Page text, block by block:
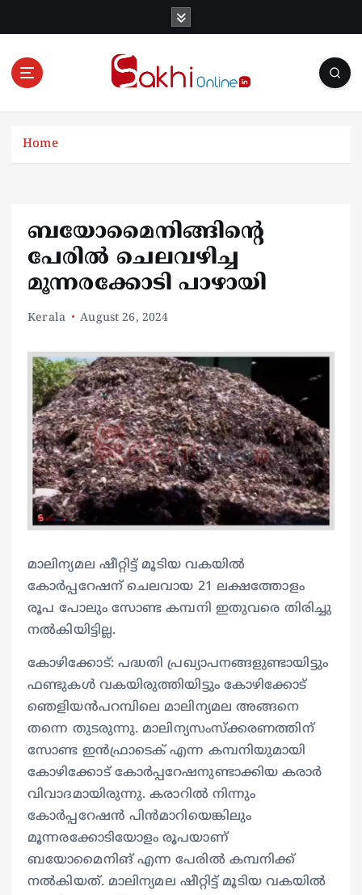
Online News Portal
Home
ബയോമൈനിങ്ങിന്‍റെ
പേരിൽ ചെലവഴിച്ച
മൂന്നരക്കോടി പാഴായി
Kerala August 26, 2024
മാലിന്യമല ഷീറ്റിട്ട് മൂടിയ വകയില്‍
കോര്‍പ്പറേഷന് ചെലവായ 21 ലക്ഷത്തോളം
രൂപ പോലും സോണ്ട കമ്പനി ഇതുവരെ തിരിച്ചു
നല്‍കിയിട്ടില്ല.
കോഴിക്കോട്: പദ്ധതി പ്രഖ്യാപനങ്ങളുണ്ടായിട്ടും
ഫണ്ടുകള്‍ വകയിരുത്തിയിട്ടും കോഴിക്കോട്
ഞെളിയന്‍പറമ്പിലെ മാലിന്യമല അങ്ങനെ
തന്നെ തുടരുന്നു. മാലിന്യസംസ്ക്കരണത്തിന്
സോണ്ട ഇന്‍ഫ്രാടെക് എന്ന കമ്പനിയുമായി
കോഴിക്കോട് കോര്‍പ്പറേഷനുണ്ടാക്കിയ കരാര്‍
വിവാദമായിരുന്നു. കരാറില്‍ നിന്നും
കോര്‍പ്പറേഷന്‍ പിന്‍മാറിയെങ്കിലും
മൂന്നരക്കോടിയോളം രൂപയാണ്
ബയോമൈനിങ് എന്ന പേരില്‍ കമ്പനിക്ക്
നല്‍കിയത്. മാലിന്യമല ഷീറ്റിട്ട് മൂടിയ വകയില്‍